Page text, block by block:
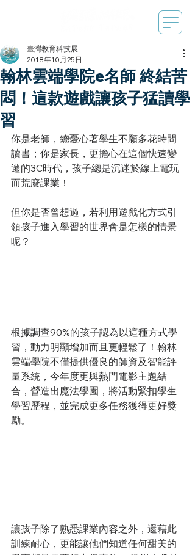
翰林雲端學院e名師 終結苦
悶！這款遊戲讓孩子猛讀學
習
臺灣教育科技展
2018年10月25日
你是老師，總憂心著學生不願多花時間
讀書；你是家長，更擔心在這個快速變
遷的3C時代，孩子總是沉迷於線上電玩
而荒廢課業！
但你是否曾想過，若利用遊戲化方式引
領孩子進入學習的世界會是怎樣的情景
呢？
根據調查90%的孩子認為以這種方式學
習，動力明顯增加而且更輕鬆了！翰林
雲端學院不僅提供優良的師資及智能評
量系統，今年度更與熱門電影主題結
合，營造出魔法學園，將活動緊扣學生
學習歷程，並完成更多任務獲得更好獎
勵。
讓孩子除了熟悉課業內容之外，還藉此
訓練耐心，更能讓他們知道任何甜美的